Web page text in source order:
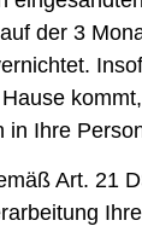
der 3
in Ihre
Art. 21